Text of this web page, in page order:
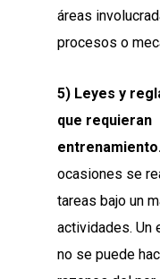
áreas
procesos o
5) Leyes y
que requieran
entrenamiento.
ocasiones se
tareas bajo un
actividades. Un
no se puede